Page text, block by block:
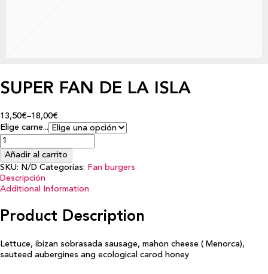
SUPER FAN DE LA ISLA
13,50€–18,00€
Elige carne...
Añadir al carrito
SKU: N/D Categorías: Fan burgers
Descripción
Additional Information
Product Description
Lettuce, ibizan sobrasada sausage, mahon cheese ( Menorca),
sauteed aubergines ang ecological carod honey